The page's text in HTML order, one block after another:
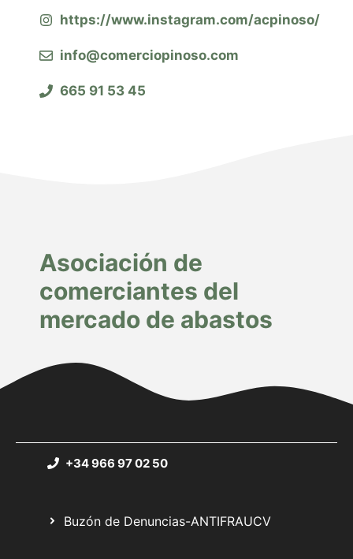
https://www.instagram.com/acpinoso/
info@comerciopinoso.com
665 91 53 45
Asociación de
comerciantes del
mercado de abastos
+34 966 97 02 50
Buzón de Denuncias-ANTIFRAUCV